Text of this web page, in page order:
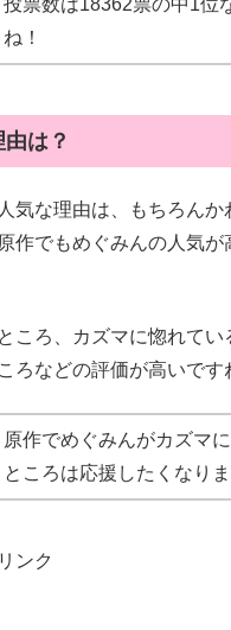
投票数は18362票の中1位
ね！
は？
気な理由は、もちろんか
作でもめぐみんの人気
ころ、カズマに惚れてい
ろなどの評価が高いです
原作でめぐみんがカズマ
ところは応援したくなりま
ンク